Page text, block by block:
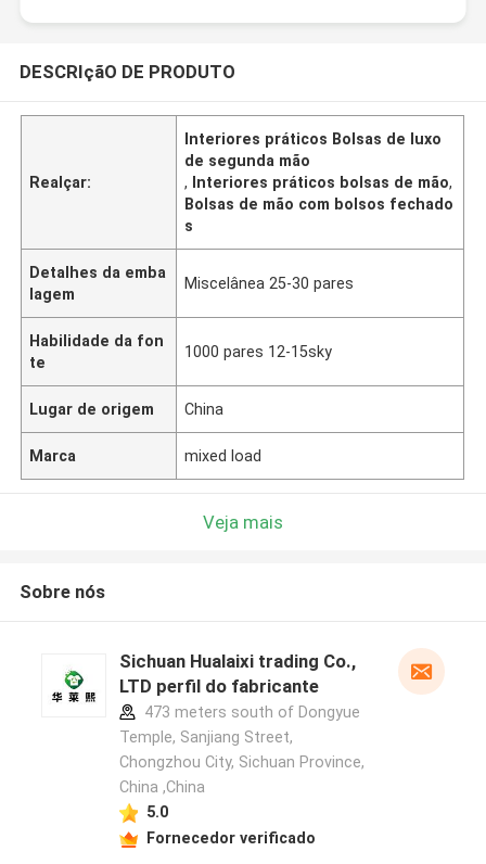
DESCRIçãO DE PRODUTO
Realçar:
Interiores práticos Bolsas de luxo
de segunda mão
, Interiores práticos bolsas de mão,
Bolsas de mão com bolsos fechado
s
Detalhes da emba
lagem
Miscelânea 25-30 pares
Habilidade da fon
te
1000 pares 12-15sky
Lugar de origem China
Marca mixed load
Veja mais
Sobre nós
Sichuan Hualaixi trading Co.,
LTD perfil do fabricante
473 meters south of Dongyue
Temple, Sanjiang Street,
Chongzhou City, Sichuan Province,
China ,China
5.0
Fornecedor verificado